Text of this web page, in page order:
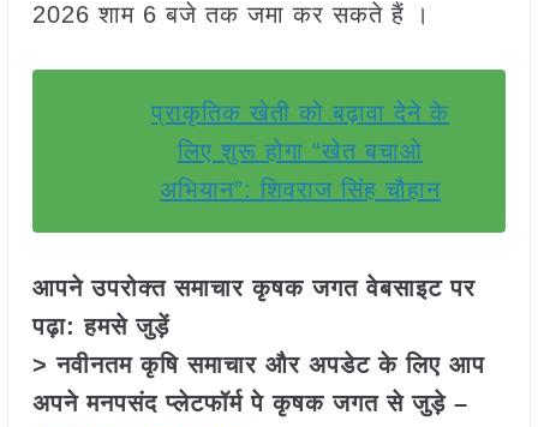
2026 शाम 6 बजे तक जमा कर सकते हैं ।
प्राकृतिक खेती को बढ़ावा देने के
लिए शुरू होगा “खेत बचाओ
अभियान”: शिवराज सिंह चौहान
आपने उपरोक्त समाचार कृषक जगत वेबसाइट पर
पढ़ा: हमसे जुड़ें
> नवीनतम कृषि समाचार और अपडेट के लिए आप
अपने मनपसंद प्लेटफॉर्म पे कृषक जगत से जुड़े –